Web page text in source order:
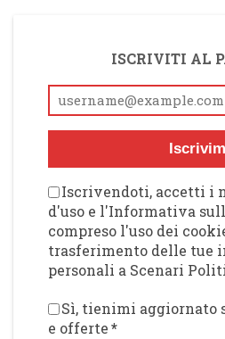
ISCRIVITI AL
Iscrivendoti, accetti i
d'uso e l'Informativa
compreso l'uso dei
trasferimento delle tue
personali a Scenari
Sì, tienimi aggiornato
e offerte*